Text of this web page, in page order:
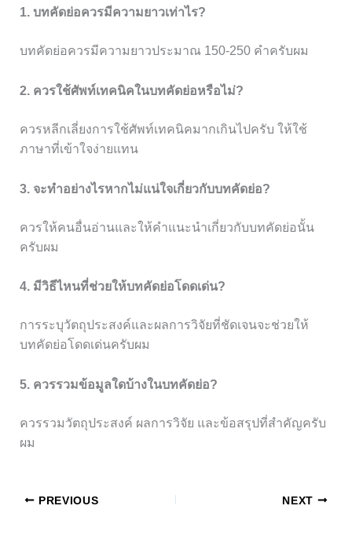
1. บทคัดย่อควรมีความยาวเท่าไร?
บทคัดย่อควรมีความยาวประมาณ 150-250 คำครับผม
2. ควรใช้ศัพท์เทคนิคในบทคัดย่อหรือไม่?
ควรหลีกเลี่ยงการใช้ศัพท์เทคนิคมากเกินไปครับ ให้ใช้
ภาษาที่เข้าใจง่ายแทน
3. จะทำอย่างไรหากไม่แน่ใจเกี่ยวกับบทคัดย่อ?
ควรให้คนอื่นอ่านและให้คำแนะนำเกี่ยวกับบทคัดย่อนั้น
ครับผม
4. มีวิธีไหนที่ช่วยให้บทคัดย่อโดดเด่น?
การระบุวัตถุประสงค์และผลการวิจัยที่ชัดเจนจะช่วยให้
บทคัดย่อโดดเด่นครับผม
5. ควรรวมข้อมูลใดบ้างในบทคัดย่อ?
ควรรวมวัตถุประสงค์ ผลการวิจัย และข้อสรุปที่สำคัญครับ
ผม
PREVIOUS NEXT